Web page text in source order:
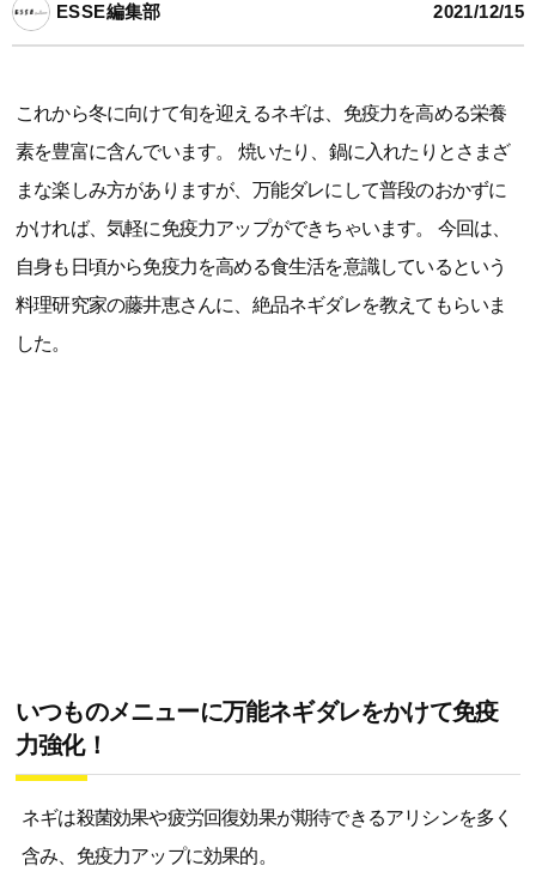
ESSE編集部 2021/12/15
これから冬に向けて旬を迎えるネギは、免疫力を高める栄養
素を豊富に含んでいます。 焼いたり、鍋に入れたりとさまざ
まな楽しみ方がありますが、万能ダレにして普段のおかずに
かければ、気軽に免疫力アップができちゃいます。 今回は、
自身も日頃から免疫力を高める食生活を意識しているという
料理研究家の藤井恵さんに、絶品ネギダレを教えてもらいま
した。
いつものメニューに万能ネギダレをかけて免疫
力強化！
ネギは殺菌効果や疲労回復効果が期待できるアリシンを多く
含み、免疫力アップに効果的。